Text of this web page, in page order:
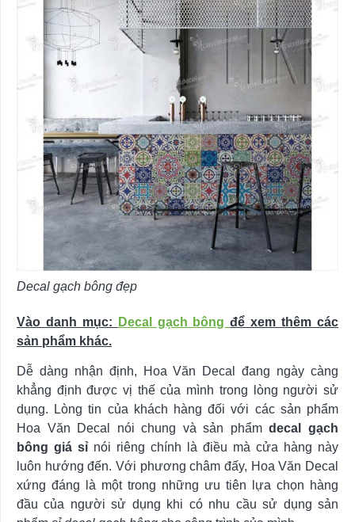
Decal gạch bông đẹp
Vào danh mục: Decal gạch bông để xem thêm các
sản phẩm khác.
Dễ dàng nhận định, Hoa Văn Decal đang ngày càng
khẳng định được vị thế của mình trong lòng người sử
dụng. Lòng tin của khách hàng đối với các sản phẩm
Hoa Văn Decal nói chung và sản phẩmdecal gạch
bông giá sỉ nói riêng chính là điều mà cửa hàng này
luôn hướng đến. Với phương châm đấy, Hoa Văn Decal
xứng đáng là một trong những ưu tiên lựa chọn hàng
đầu của người sử dụng khi có nhu cầu sử dụng sản